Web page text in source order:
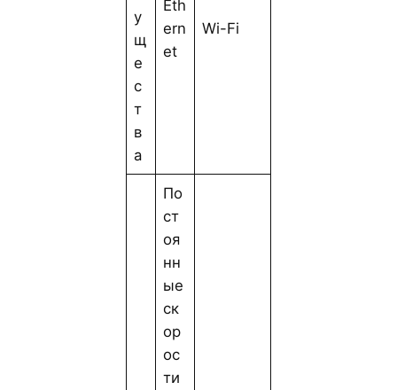
у
щ
е
с
т
в
а
Eth
ern
et
Wi-Fi
По
ст
оя
нн
ые
ск
ор
ос
ти